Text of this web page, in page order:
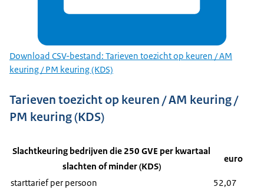
Download CSV-bestand: Tarieven toezicht op keuren / AM
keuring / PM keuring (KDS)
Tarieven toezicht op keuren / AM keuring /
PM keuring (KDS)
Slachtkeuring bedrijven die 250 GVE per kwartaal
slachten of minder (KDS)
euro
starttarief per persoon
52,07